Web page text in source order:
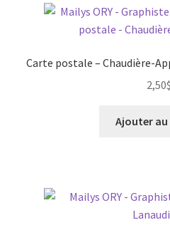
Carte postale – Chaudière-
2,50$
Ajouter